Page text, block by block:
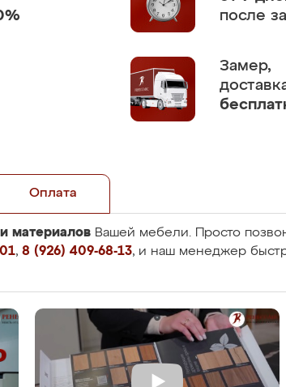
после
Замер,
Оплата
материалов Вашей мебели. Просто
, 8 (926) 409-68-13, и наш менеджер